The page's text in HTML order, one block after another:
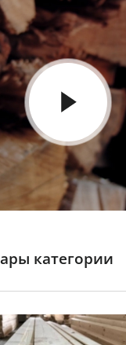
категории